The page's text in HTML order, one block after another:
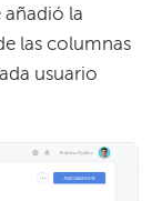
añadió la
las columnas
usuario